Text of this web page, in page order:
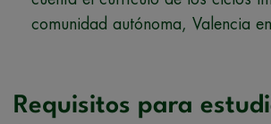
comunidad autónoma, Valencia
Requisitos para